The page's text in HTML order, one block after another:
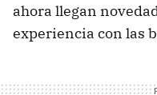
ahora llegan
experiencia con las